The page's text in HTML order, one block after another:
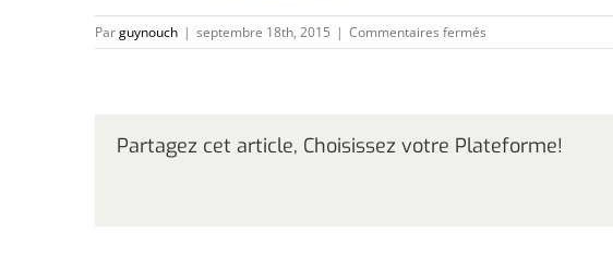
Parguynouch | septembre 18th, 2015 | Commentaires fermés
Le
Partagez cet article, Choisissez votre Plateforme!